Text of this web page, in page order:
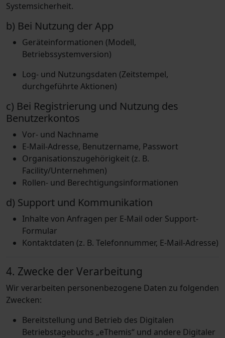
Systemsicherheit.
b) Bei Nutzung der App
Geräteinformationen (Modell,
Betriebssystemversion)
Log- und Nutzungsdaten (Zeitstempel,
durchgeführte Aktionen)
c) Bei Registrierung und Nutzung des
Benutzerkontos
Vor- und Nachname
E-Mail-Adresse, Benutzername, Passwort
Organisationszugehörigkeit (z. B.
Facility/Unternehmen)
Rollen- und Berechtigungsinformationen
d) Support und Kommunikation
Inhalte von Anfragen per E-Mail oder Support-
Formular
Kontaktdaten (z. B. Telefonnummer, E-Mail-Adresse)
4. Zwecke der Verarbeitung
Wir verarbeiten personenbezogene Daten zu folgenden
Zwecken:
Bereitstellung und Betrieb des Digitalen
Betriebstagebuchs „eThemis“ und andere Digitaler